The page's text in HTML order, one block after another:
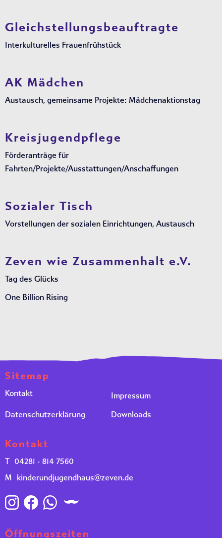
Gleichstellungsbeauftragte
Interkulturelles Frauenfrühstück
AK Mädchen
Austausch, gemeinsame Projekte: Mädchenaktionstag
Kreisjugendpflege
Förderanträge für
Fahrten/Projekte/Ausstattungen/Anschaffungen
Sozialer Tisch
Vorstellungen der sozialen Einrichtungen, Austausch
Zeven wie Zusammenhalt e.V.
Tag des Glücks
One Billion Rising
Sitemap
Kontakt
Impressum
Datenschutzerklärung
Downloads
Kontakt
T 04281 - 814 7560
M
kinderundjugendhaus@zeven.de
Öffnungszeiten